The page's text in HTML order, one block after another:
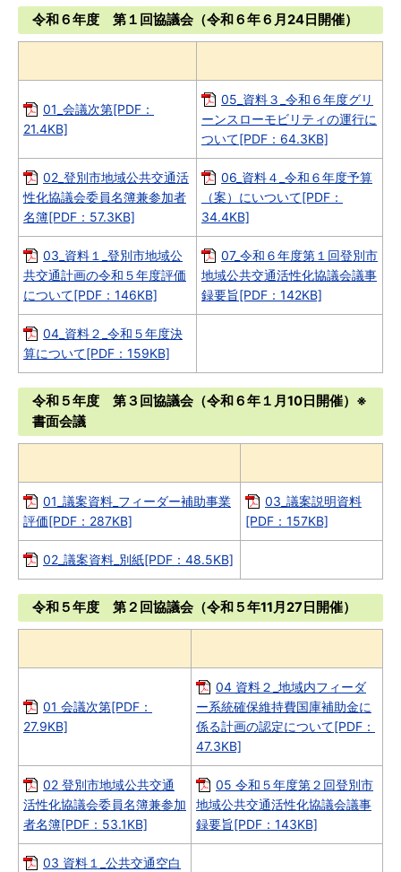
令和６年度 第１回協議会（令和６年６月24日開催）
01_会議次第[PDF：
21.4KB]
05_資料３_令和６年度グリ
ーンスローモビリティの運行に
ついて[PDF：64.3KB]
02_登別市地域公共交通活
性化協議会委員名簿兼参加者
名簿[PDF：57.3KB]
06_資料４_令和６年度予算
（案）にいついて[PDF：
34.4KB]
03_資料１_登別市地域公
共交通計画の令和５年度評価
について[PDF：146KB]
07_令和６年度第１回登別市
地域公共交通活性化協議会議事
録要旨[PDF：142KB]
04_資料２_令和５年度決
算について[PDF：159KB]
令和５年度 第３回協議会（令和６年１月10日開催）※
書面会議
01_議案資料_フィーダー補助事業
評価[PDF：287KB]
03_議案説明資料
[PDF：157KB]
02_議案資料_別紙[PDF：48.5KB]
令和５年度 第２回協議会（令和５年11月27日開催）
01 会議次第[PDF：
27.9KB]
04 資料２_地域内フィーダ
ー系統確保維持費国庫補助金に
係る計画の認定について[PDF：
47.3KB]
02 登別市地域公共交通
活性化協議会委員名簿兼参加
者名簿[PDF：53.1KB]
05 令和５年度第２回登別市
地域公共交通活性化協議会議事
録要旨[PDF：143KB]
03 資料１_公共交通空白